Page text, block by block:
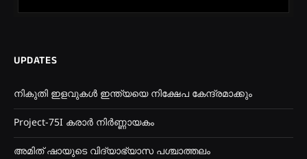
UPDATES
നികുതി ഇളവുകൾ ഇന്ത്യയെ നിക്ഷേപ കേന്ദ്രമാക്കും
Project-75I കരാർ നിർണ്ണായകം
അമിത് ഷായുടെ വിദ്യാഭ്യാസ പശ്ചാത്തലം